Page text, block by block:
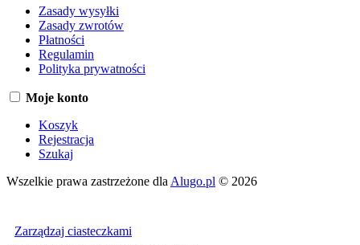
Zasady wysyłki
Zasady zwrotów
Płatności
Regulamin
Polityka prywatności
Moje konto
Koszyk
Rejestracja
Szukaj
Wszelkie prawa zastrzeżone dla Alugo.pl © 2026
Zarządzaj ciasteczkami